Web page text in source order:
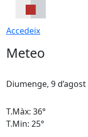
Accedeix
Meteo
Diumenge, 9 d’agost
T.Màx: 36°
T.Min: 25°